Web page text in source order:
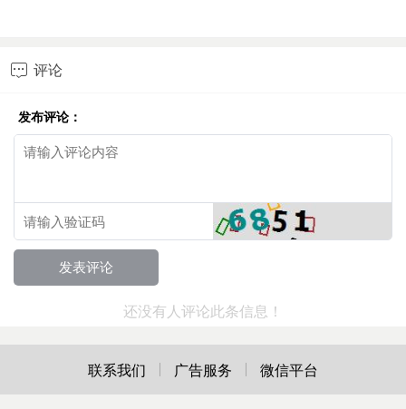
 评论
发布评论：
还没有人评论此条信息！
联系我们 广告服务 微信平台